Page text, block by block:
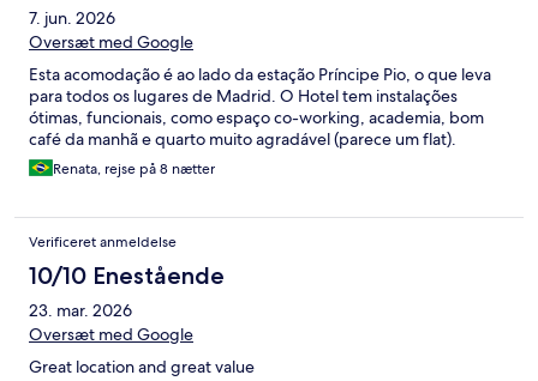
7. jun. 2026
Oversæt med Google
Esta acomodação é ao lado da estação Príncipe Pio, o que leva
para todos os lugares de Madrid. O Hotel tem instalações
ótimas, funcionais, como espaço co-working, academia, bom
café da manhã e quarto muito agradável (parece um flat).
Renata, rejse på 8 nætter
Verificeret anmeldelse
10/10 Enestående
23. mar. 2026
Oversæt med Google
Great location and great value